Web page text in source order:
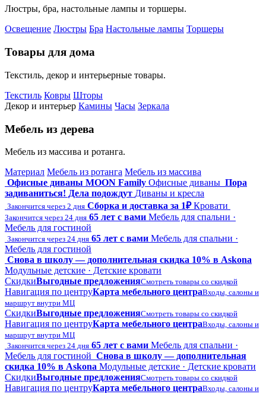
Люстры, бра, настольные лампы и торшеры.
Освещение Люстры Бра Настольные лампы Торшеры
Товары для дома
Текстиль, декор и интерьерные товары.
Текстиль Ковры Шторы
Декор и интерьер Камины Часы Зеркала
Мебель из дерева
Мебель из массива и ротанга.
Материал Мебель из ротанга Мебель из массива
Офисные диваны MOON Family Офисные диваны Пора
задиваниться! Дела подождут Диваны и кресла
Закончится через 2 дня Сборка и доставка за 1₽ Кровати
Закончится через 24 дня 65 лет с вами Мебель для спальни ·
Мебель для гостиной
Закончится через 24 дня 65 лет с вами Мебель для спальни ·
Мебель для гостиной
Снова в школу — дополнительная скидка 10% в Askona
Модульные детские · Детские кровати
СкидкиВыгодные предложенияСмотреть товары со скидкой
Навигация по центруКарта мебельного центраВходы, салоны и
маршрут внутри МЦ
СкидкиВыгодные предложенияСмотреть товары со скидкой
Навигация по центруКарта мебельного центраВходы, салоны и
маршрут внутри МЦ
Закончится через 24 дня 65 лет с вами Мебель для спальни ·
Мебель для гостиной Снова в школу — дополнительная
скидка 10% в Askona Модульные детские · Детские кровати
СкидкиВыгодные предложенияСмотреть товары со скидкой
Навигация по центруКарта мебельного центраВходы, салоны и